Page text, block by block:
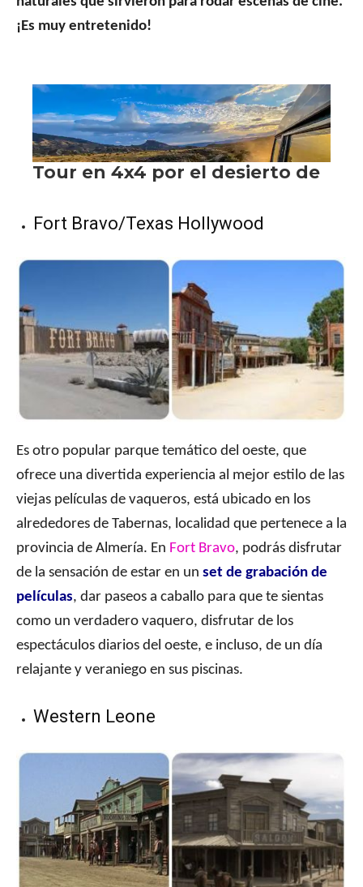
¡Es muy entretenido!
Fort Bravo/Texas Hollywood
Es otro popular parque temático del oeste, que
ofrece una divertida experiencia al mejor estilo de las
viejas películas de vaqueros, está ubicado en los
alrededores de Tabernas, localidad que pertenece a la
provincia de Almería. En Fort Bravo, podrás disfrutar
de la sensación de estar en un set de grabación de
películas, dar paseos a caballo para que te sientas
como un verdadero vaquero, disfrutar de los
espectáculos diarios del oeste, e incluso, de un día
relajante y veraniego en sus piscinas.
Western Leone